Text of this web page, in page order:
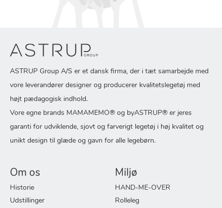
ASTRUP Group A/S er et dansk firma, der i tæt samarbejde med
vore leverandører designer og producerer kvalitetslegetøj med
højt pædagogisk indhold.
Vore egne brands MAMAMEMO® og byASTRUP® er jeres
garanti for udviklende, sjovt og farverigt legetøj i høj kvalitet og
unikt design til glæde og gavn for alle legebørn.
Om os
Historie
Udstillinger
Miljø
HAND-ME-OVER
Rolleleg